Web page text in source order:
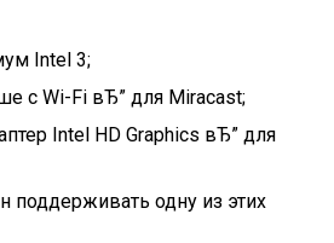
Intel 3;
с Wi-Fi вЂ” для Miracast;
Intel HD Graphics вЂ” для
поддерживать одну из этих